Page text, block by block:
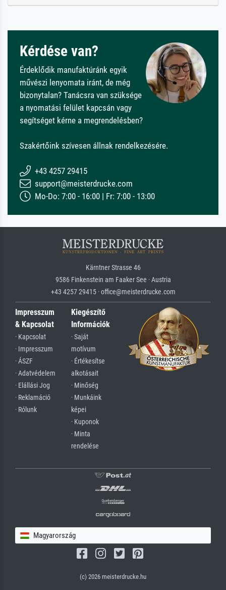
Kérdése van?
Érdeklődik manufaktúránk egyik
művészi lenyomata iránt, de még
bizonytalan? Tanácsra van szüksége
a nyomatási felület kapcsán vagy
segítséget kérne a megrendelésben?
Szakértőink szívesen állnak rendelkezésére.
+43 4257 29415
support@meisterdrucke.com
Mo-Do: 7:00 - 16:00 | Fr: 7:00 - 13:00
Kärntner Strasse 46
9586 Finkenstein am Faaker See · Austria
+43 4257 29415 · office@meisterdrucke.com
Impresszum
& Kapcsolat
· Kapcsolat
· Impresszum
· ÁSZF
· Adatvédelem
· Elállási Jog
· Reklamáció
· Rólunk
Kiegészítő
Információk
· Saját
motívum
· Értékesítse
alkotásait
· Minőség
· Munkáink
képei
· Kuponok
· Minta
rendelése
Magyarország
(c) 2026 meisterdrucke.hu